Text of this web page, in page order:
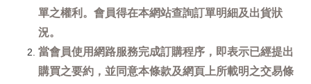
單之權利。會員得在本網站查詢訂單明細及出貨狀
況。
當會員使用網路服務完成訂購程序，即表示已經提出
購買之要約，並同意本條款及網頁上所載明之交易條